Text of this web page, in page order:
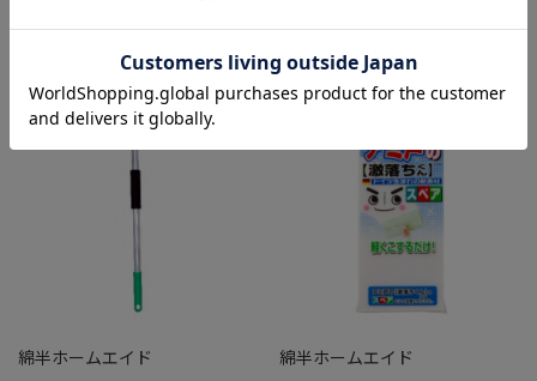
綿半ホームエイド
綿半ホームエイド